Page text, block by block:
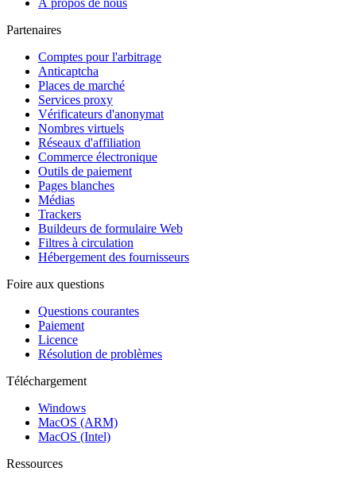
À propos de nous
Partenaires
Comptes pour l'arbitrage
Anticaptcha
Places de marché
Services proxy
Vérificateurs d'anonymat
Nombres virtuels
Réseaux d'affiliation
Commerce électronique
Outils de paiement
Pages blanches
Médias
Trackers
Buildeurs de formulaire Web
Filtres à circulation
Hébergement des fournisseurs
Foire aux questions
Questions courantes
Paiement
Licence
Résolution de problèmes
Téléchargement
Windows
MacOS (ARM)
MacOS (Intel)
Ressources